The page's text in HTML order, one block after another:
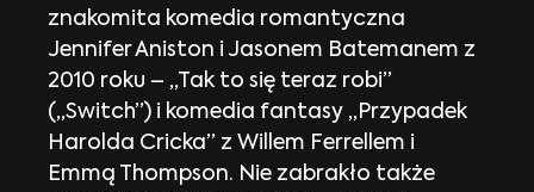
znakomita komedia romantyczna
Jennifer Aniston i Jasonem Batemanem z
2010 roku – „Tak to się teraz robi”
(„Switch”) i komedia fantasy „Przypadek
Harolda Cricka” z Willem Ferrellem i
Emmą Thompson. Nie zabrakło także